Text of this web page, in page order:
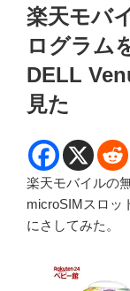
稿
日:
楽天モバ
ログラム
DELL
見た
楽天モバイルの
microSIMスロッ
にさしてみた。